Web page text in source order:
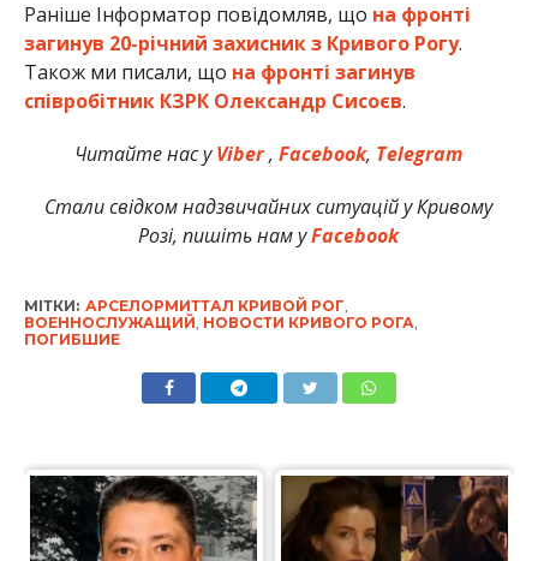
Раніше Інформатор повідомляв, що на фронті
загинув 20-річний захисник з Кривого Рогу.
Також ми писали, що на фронті загинув
співробітник КЗРК Олександр Сисоєв.
Читайте нас уViber,Facebook, Telegram
Стали свідком надзвичайних ситуацій у Кривому
Розі, пишіть нам уFacebook
МІТКИ: АРСЕЛОРМИТТАЛ КРИВОЙ РОГ,
ВОЕННОСЛУЖАЩИЙ, НОВОСТИ КРИВОГО РОГА,
ПОГИБШИЕ